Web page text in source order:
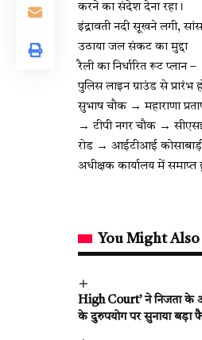
करने का संदेश देना रहा।
इंद्रावती नदी सूखने लगी,
उठाया जल संकट का मुद्दा
रैली का निर्धारित रूट प्लान –
पुलिस लाइन ग्राउंड से
सुभाष चौक → महाराणा
→ टीपी नगर चौक →
रोड → आईटीआई
अधीक्षक कार्यालय में समाप्त
You Might Also
High Court’ ने निजता के
के दुरुपयोग पर सुनाया बड़ा